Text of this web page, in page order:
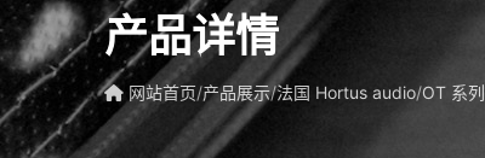
产品详情
网站首页/产品展示/法国 Hortus audio/OT 系列